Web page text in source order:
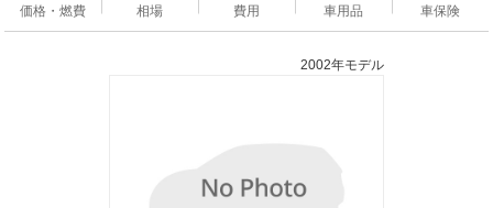
価格・燃費
相場
費用
車用品
車保険
2002年モデル